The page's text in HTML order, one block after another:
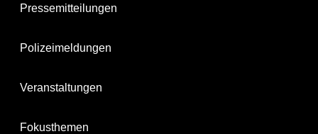
Pressemitteilungen
Polizeimeldungen
Veranstaltungen
Fokusthemen